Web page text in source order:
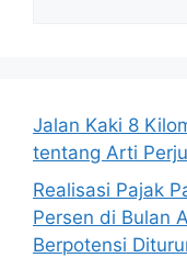
Jalan Kaki 8
tentang Arti
Realisasi Pajak
Persen di Bulan
Berpotensi